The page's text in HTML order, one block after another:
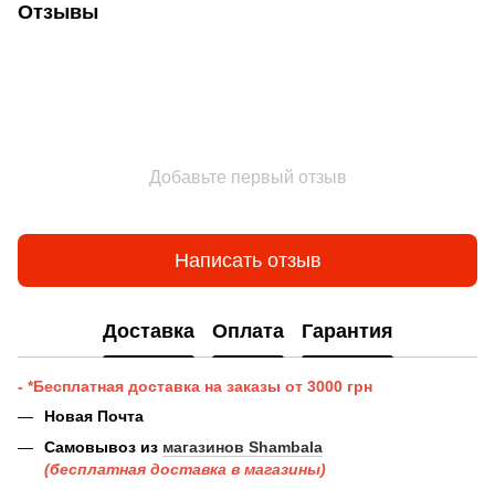
Отзывы
Добавьте первый отзыв
Написать отзыв
Доставка Оплата Гарантия
- *Бесплатная доставка на заказы от 3000 грн
Новая Почта
Самовывоз из магазинов Shambala
(бесплатная доставка в магазины)